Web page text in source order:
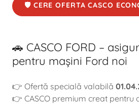
🛡️ CERE OFERTA CASCO
🚗 CASCO FORD –
pentru mașini Ford noi
👉 Ofertă specială valabilă
👉 CASCO premium creat pentru